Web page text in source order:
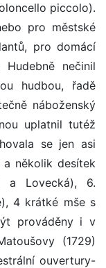
piccolo).
pro městské
pro domácí
nečinil
hudbou, řadě
náboženský
uplatnil tutéž
se jen asi
několik desítek
a Lovecká), 6.
4 krátké mše s
prováděny i v
(1729)
ouvertury-